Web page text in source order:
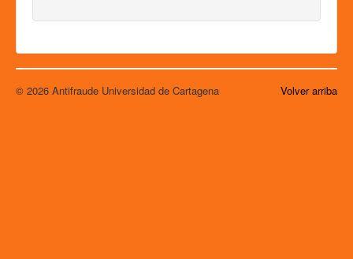
Volver arriba
© 2026 Antifraude Universidad de Cartagena